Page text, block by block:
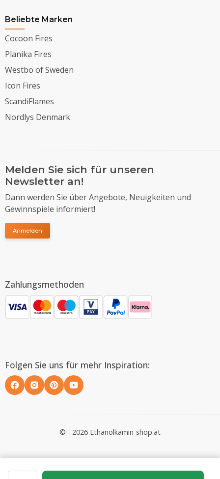
Beliebte Marken
Cocoon Fires
Planika Fires
Westbo of Sweden
Icon Fires
ScandiFlames
Nordlys Denmark
Melden Sie sich für unseren
Newsletter an!
Dann werden Sie über Angebote, Neuigkeiten und
Gewinnspiele informiert!
Anmelden
Zahlungsmethoden
Folgen Sie uns für mehr Inspiration:
© - 2026 Ethanolkamin-shop.at